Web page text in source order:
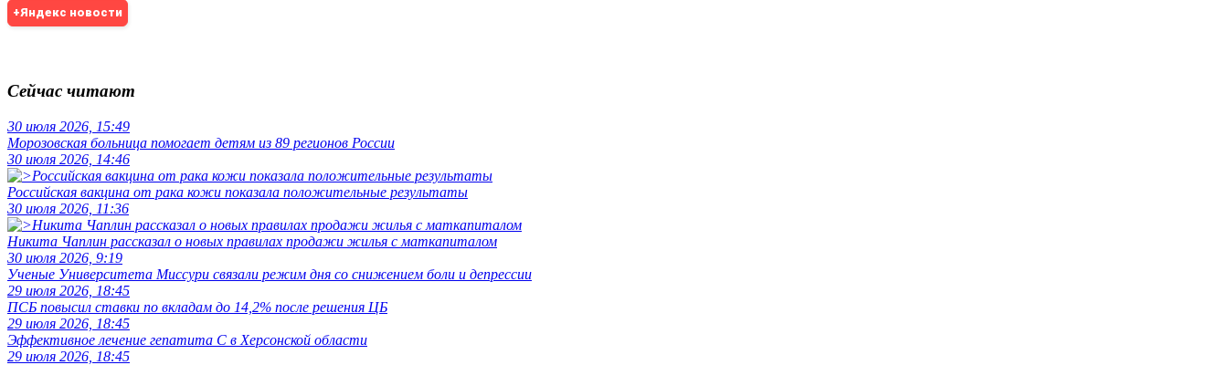
+Яндекс новости
Сейчас читают
30 июля 2026, 15:49
Морозовская больница помогает детям из 89 регионов России
30 июля 2026, 14:46
Российская вакцина от рака кожи показала положительные результаты
30 июля 2026, 11:36
Никита Чаплин рассказал о новых правилах продажи жилья с маткапиталом
30 июля 2026, 9:19
Ученые Университета Миссури связали режим дня со снижением боли и депрессии
29 июля 2026, 18:45
ПСБ повысил ставки по вкладам до 14,2% после решения ЦБ
29 июля 2026, 18:45
Эффективное лечение гепатита C в Херсонской области
29 июля 2026, 18:45